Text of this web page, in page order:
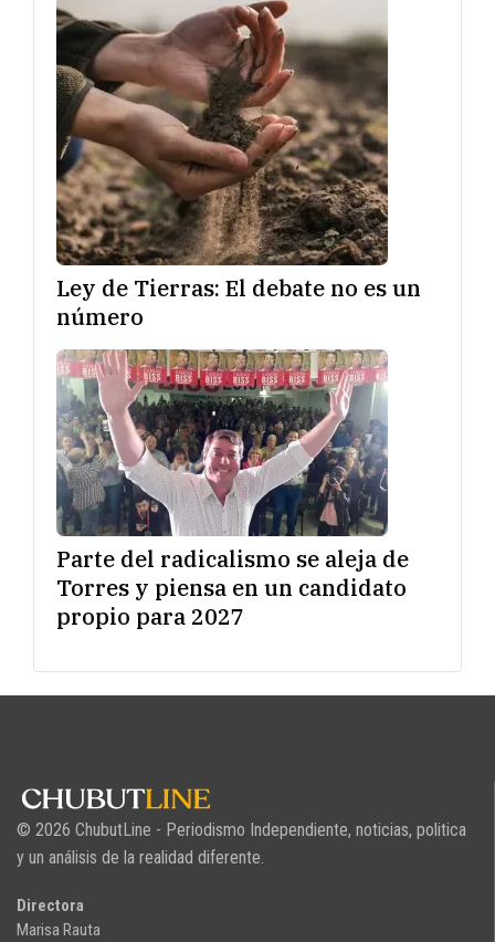
Ley de Tierras: El debate no es un
número
Parte del radicalismo se aleja de
Torres y piensa en un candidato
propio para 2027
© 2026 ChubutLine - Periodismo Independiente, noticias, politica
y un análisis de la realidad diferente.
Directora
Marisa Rauta